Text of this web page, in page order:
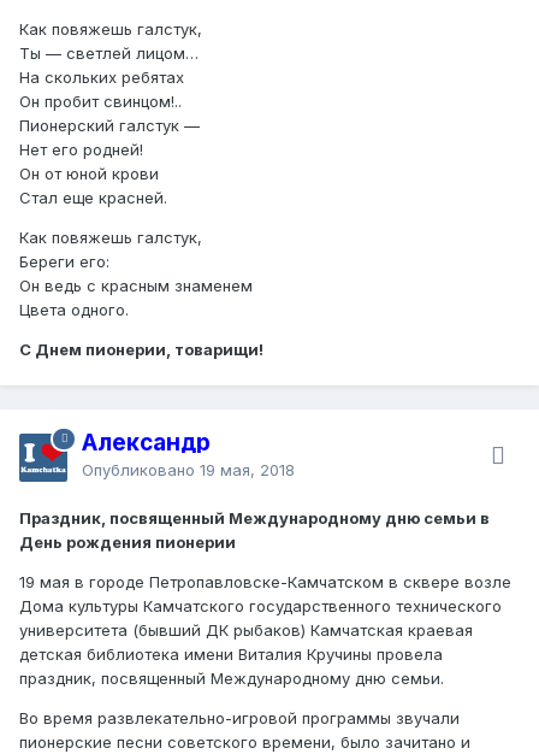
Как повяжешь галстук,
Ты — светлей лицом…
На скольких ребятах
Он пробит свинцом!..
Пионерский галстук —
Нет его родней!
Он от юной крови
Стал еще красней.
Как повяжешь галстук,
Береги его:
Он ведь с красным знаменем
Цвета одного.
С Днем пионерии, товарищи!
Александр
Опубликовано 19 мая, 2018
Праздник, посвященный Международному дню семьи в
День рождения пионерии
19 мая в городе Петропавловске-Камчатском в сквере возле
Дома культуры Камчатского государственного технического
университета (бывший ДК рыбаков) Камчатская краевая
детская библиотека имени Виталия Кручины провела
праздник, посвященный Международному дню семьи.
Во время развлекательно-игровой программы звучали
пионерские песни советского времени, было зачитано и